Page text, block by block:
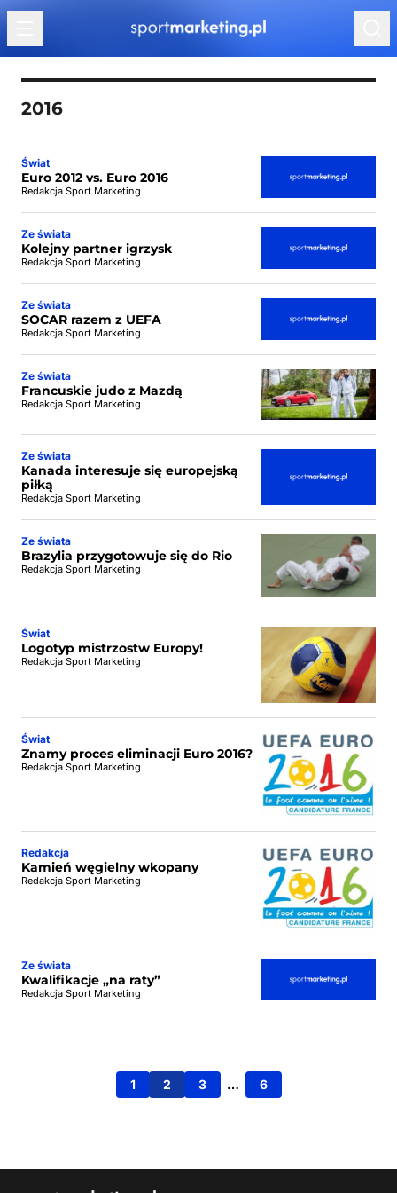
Przejdź do treści
2016
Świat
Euro 2012 vs. Euro 2016
Redakcja Sport Marketing
Ze świata
Kolejny partner igrzysk
Redakcja Sport Marketing
Ze świata
SOCAR razem z UEFA
Redakcja Sport Marketing
Ze świata
Francuskie judo z Mazdą
Redakcja Sport Marketing
Ze świata
Kanada interesuje się europejską
piłką
Redakcja Sport Marketing
Ze świata
Brazylia przygotowuje się do Rio
Redakcja Sport Marketing
Świat
Logotyp mistrzostw Europy!
Redakcja Sport Marketing
Świat
Znamy proces eliminacji Euro 2016?
Redakcja Sport Marketing
Redakcja
Kamień węgielny wkopany
Redakcja Sport Marketing
Ze świata
Kwalifikacje „na raty”
Redakcja Sport Marketing
1 2 3 … 6